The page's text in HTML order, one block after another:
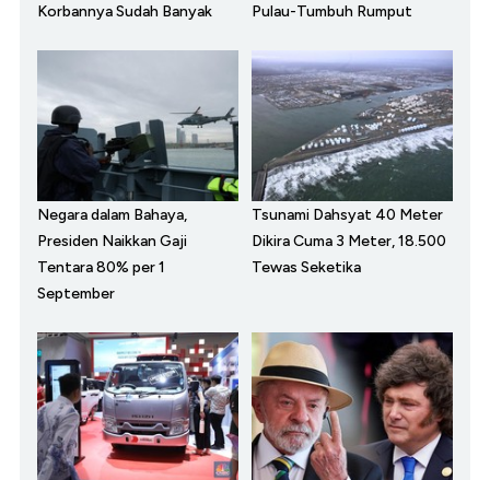
Korbannya Sudah Banyak
Pulau-Tumbuh Rumput
Negara dalam Bahaya,
Presiden Naikkan Gaji
Tentara 80% per 1
September
Tsunami Dahsyat 40 Meter
Dikira Cuma 3 Meter, 18.500
Tewas Seketika